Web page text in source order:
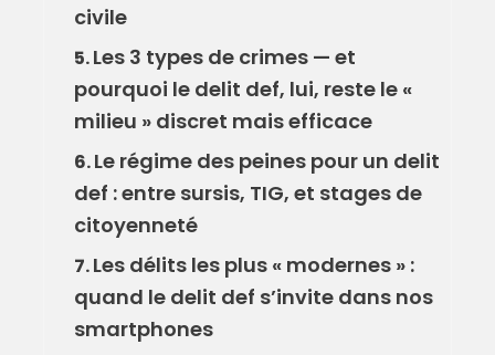
civile
5.Les 3 types de crimes — et
pourquoi le delit def, lui, reste le «
milieu » discret mais efficace
6.Le régime des peines pour un delit
def : entre sursis, TIG, et stages de
citoyenneté
7.Les délits les plus « modernes » :
quand le delit def s’invite dans nos
smartphones